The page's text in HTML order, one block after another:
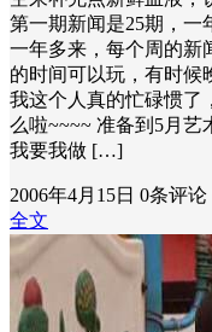
第一期新闻是25期，一
一年多来，每个周的新
的时间可以玩，有时候
我这个人真的忙碌惯了
么啦~~~~ 准备到5月
我要我做 […]
2006年4月15日 0条评论
全文